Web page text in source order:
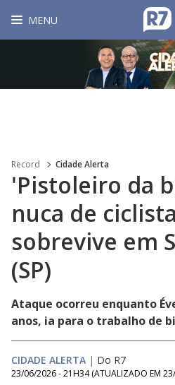
MENU
Record Cidade Alerta
'Pistoleiro da
nuca de
sobrevive em
(SP)
Ataque ocorreu enquanto
anos, ia para o trabalho de
CIDADE ALERTA | Do R7
23/06/2026 - 21H34 (ATUALIZADO EM